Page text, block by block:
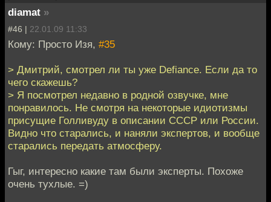
diamat »
#46 | 22.01.09 11:33
Кому: Просто Изя, #35
> Дмитрий, смотрел ли ты уже Defiance. Если да то
чего скажешь?
> Я посмотрел недавно в родной озвучке, мне
понравилось. Не смотря на некоторые идиотизмы
присущие Голливуду в описании СССР или России.
Видно что старались, и наняли экспертов, и вообще
старались передать атмосферу.
Гыг, интересно какие там были эксперты. Похоже
очень тухлые. =)